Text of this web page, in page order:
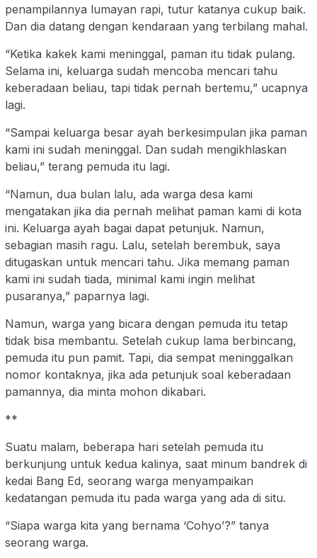
penampilannya lumayan rapi, tutur katanya cukup baik.
Dan dia datang dengan kendaraan yang terbilang mahal.
“Ketika kakek kami meninggal, paman itu tidak pulang.
Selama ini, keluarga sudah mencoba mencari tahu
keberadaan beliau, tapi tidak pernah bertemu,” ucapnya
lagi.
“Sampai keluarga besar ayah berkesimpulan jika paman
kami ini sudah meninggal. Dan sudah mengikhlaskan
beliau,” terang pemuda itu lagi.
“Namun, dua bulan lalu, ada warga desa kami
mengatakan jika dia pernah melihat paman kami di kota
ini. Keluarga ayah bagai dapat petunjuk. Namun,
sebagian masih ragu. Lalu, setelah berembuk, saya
ditugaskan untuk mencari tahu. Jika memang paman
kami ini sudah tiada, minimal kami ingin melihat
pusaranya,” paparnya lagi.
Namun, warga yang bicara dengan pemuda itu tetap
tidak bisa membantu. Setelah cukup lama berbincang,
pemuda itu pun pamit. Tapi, dia sempat meninggalkan
nomor kontaknya, jika ada petunjuk soal keberadaan
pamannya, dia minta mohon dikabari.
**
Suatu malam, beberapa hari setelah pemuda itu
berkunjung untuk kedua kalinya, saat minum bandrek di
kedai Bang Ed, seorang warga menyampaikan
kedatangan pemuda itu pada warga yang ada di situ.
“Siapa warga kita yang bernama ‘Cohyo’?” tanya
seorang warga.